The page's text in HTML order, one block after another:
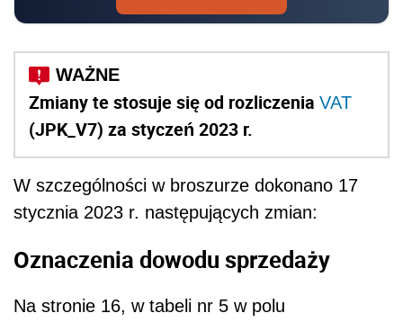
Zmiany te stosuje się od rozliczenia VAT
(JPK_V7) za styczeń 2023 r.
W szczególności w broszurze dokonano 17
stycznia 2023 r. następujących zmian:
Oznaczenia dowodu sprzedaży
Na stronie 16, w tabeli nr 5 w polu